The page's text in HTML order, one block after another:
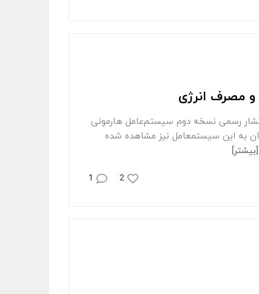
مقایسه سیستم عامل هارمونی و EMUI در اجرای برنامه‎‌ها، بازی و مصرف انرژی پس از انتشار رسمی نسخه دوم سیستم‌‎عامل هارمونی
هواوی در ماه گذشته و استقبال کاربران، نشانه‎های خوبی از علاقه و تمایل توسعه‎دهندگان به این سیستم‎عامل نیز مشاهده شده
[بیشتر]
2
1